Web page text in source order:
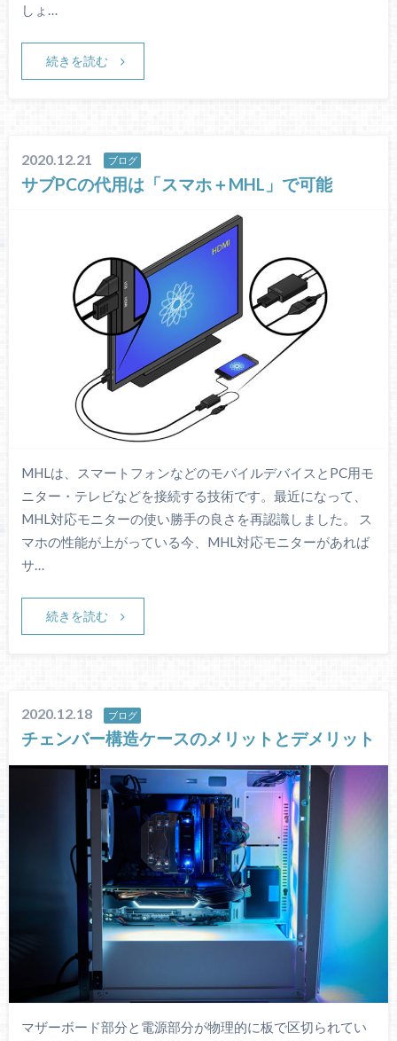
しょ…
続きを読む
2020.12.21 ブログ
サブPCの代用は「スマホ＋MHL」で可能
MHLは、スマートフォンなどのモバイルデバイスとPC用モ
ニター・テレビなどを接続する技術です。最近になって、
MHL対応モニターの使い勝手の良さを再認識しました。 ス
マホの性能が上がっている今、MHL対応モニターがあれば
サ…
続きを読む
2020.12.18 ブログ
チェンバー構造ケースのメリットとデメリット
マザーボード部分と電源部分が物理的に板で区切られてい